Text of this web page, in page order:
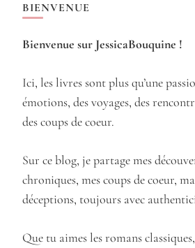
BIENVENUE
Bienvenue sur JessicaBouquine !
Ici, les livres sont plus qu’une
émotions, des voyages, des
des coups de coeur.
Sur ce blog, je partage mes
chroniques, mes coups de coeur,
déceptions, toujours avec
Que tu aimes les romans